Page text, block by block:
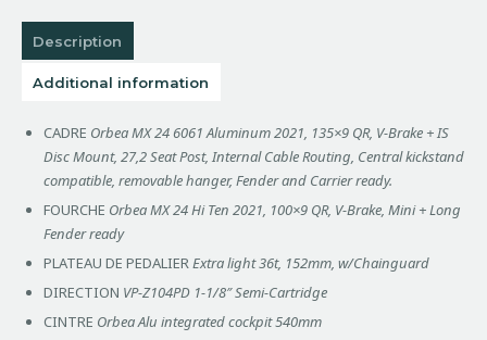
Description
Additional information
CADRE Orbea MX 24 6061 Aluminum 2021, 135×9 QR, V-Brake + IS
Disc Mount, 27,2 Seat Post, Internal Cable Routing, Central kickstand
compatible, removable hanger, Fender and Carrier ready.
FOURCHE Orbea MX 24 Hi Ten 2021, 100×9 QR, V-Brake, Mini + Long
Fender ready
PLATEAU DE PEDALIERExtra light 36t, 152mm, w/Chainguard
DIRECTION VP-Z104PD 1-1/8″ Semi-Cartridge
CINTRE Orbea Alu integrated cockpit 540mm